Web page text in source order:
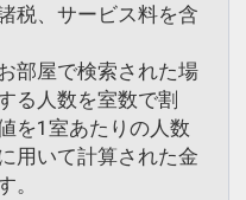
税、サービス料を含
部屋で検索された場
る人数を室数で割
を1室あたりの人数
用いて計算された金
。